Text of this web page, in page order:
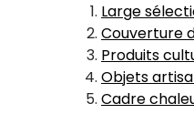
Large
Couverture
Produits
Objets
Cadre